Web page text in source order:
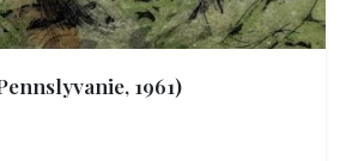
1961)